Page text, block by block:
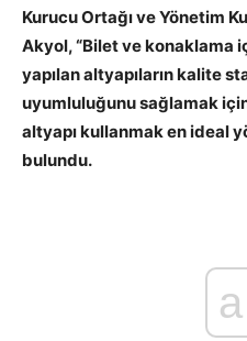
Kurucu Ortağı ve Yönetim
Akyol, “Bilet ve konaklama
yapılan altyapıların kalite
uyumluluğunu sağlamak
altyapı kullanmak en ideal
bulundu.